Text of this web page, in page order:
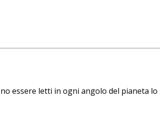
essere letti in ogni angolo del pianeta